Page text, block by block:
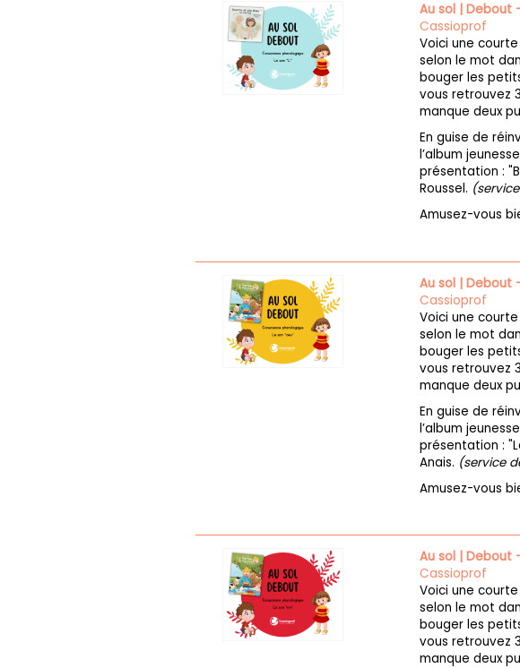
Au sol | Debout
Cassioprof
Voici une
selon le mot
bouger les
vous retrouvez
manque deux
En guise de
l’album
présentation :
Roussel.
Amusez-vous
Au sol | Debout
Cassioprof
Voici une
selon le mot
bouger les
vous retrouvez
manque deux
En guise de
l’album
présentation :
Anais. (service
Amusez-vous
Au sol | Debout
Cassioprof
Voici une
selon le mot
bouger les
vous retrouvez
manque deux